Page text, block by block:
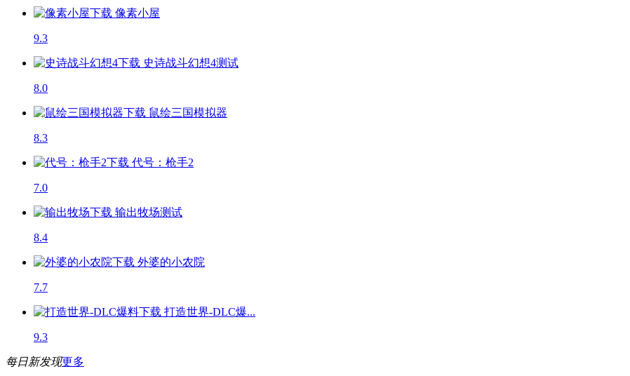
像素小屋
9.3
史诗战斗幻想4测试
8.0
鼠绘三国模拟器
8.3
代号：枪手2
7.0
输出牧场测试
8.4
外婆的小农院
7.7
打造世界-DLC爆...
9.3
每日新发现更多